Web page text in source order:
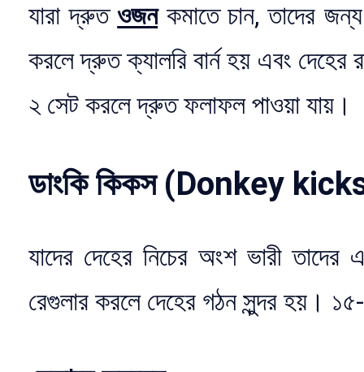
যারা দ্রুতওজনকমাতে চান, তাদের
করলে দ্রুত ক্যালরি বার্ন হয় এবং দেহের
২ সেট করলে দ্রুত ফলাফল পাওয়া যায়।
ডাংকি কিকস (Donkey
যাদের দেহের নিচের অংশ ভারী
রেগুলার করলে দেহের গঠন সুন্দর হয়।